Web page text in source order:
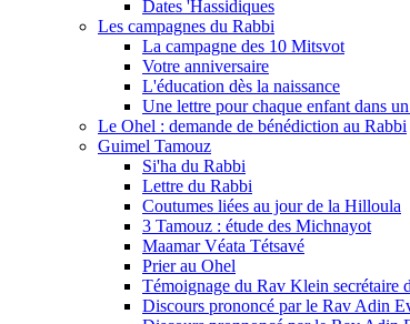
Dates 'Hassidiques
Les campagnes du Rabbi
La campagne des 10 Mitsvot
Votre anniversaire
L'éducation dès la naissance
Une lettre pour chaque enfant dans
Le Ohel : demande de bénédiction au Rabbi
Guimel Tamouz
Si'ha du Rabbi
Lettre du Rabbi
Coutumes liées au jour de la Hilloula
3 Tamouz : étude des Michnayot
Maamar Véata Tétsavé
Prier au Ohel
Témoignage du Rav Klein secrétaire
Discours prononcé par le Rav Adin